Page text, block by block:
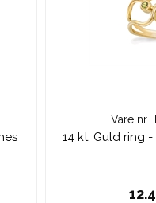
Vare nr.:
14 kt. Guld ring